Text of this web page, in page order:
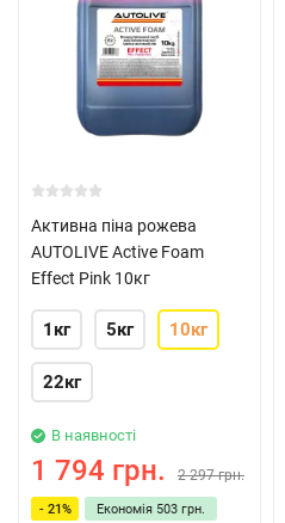
Активна піна рожева
AUTOLIVE Active Foam
Effect Pink 10кг
1кг 5кг 10кг
22кг
В наявності
1 794 грн. 2 297 грн.
- 21% Економія 503 грн.